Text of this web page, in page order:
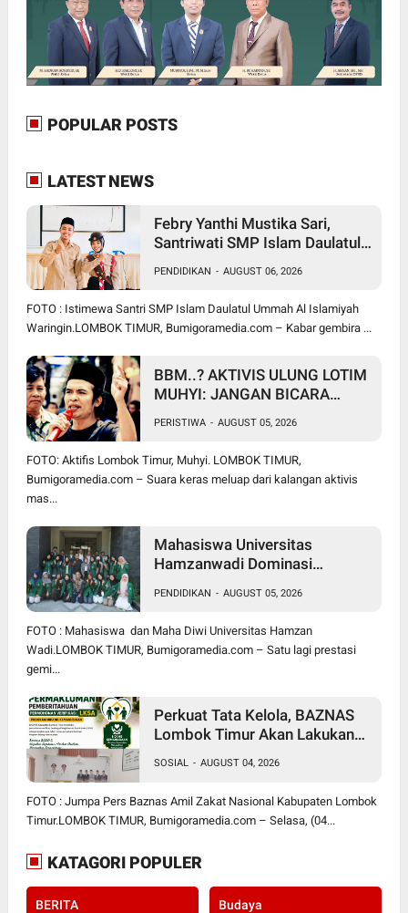
POPULAR POSTS
LATEST NEWS
Febry Yanthi Mustika Sari,
Santriwati SMP Islam Daulatul
Lolos Jambore Nasional di
Cibubur
PENDIDIKAN - AUGUST 06, 2026
FOTO : Istimewa Santri SMP Islam Daulatul Ummah Al Islamiyah
Waringin.LOMBOK TIMUR, Bumigoramedia.com – Kabar gembira ...
BBM..? AKTIVIS ULUNG LOTIM
MUHYI: JANGAN BICARA
BUPATI WAJIB CARI SOLUSI,
BUKAN SURUH RAKYAT DIAM
DI RUMAH
PERISTIWA - AUGUST 05, 2026
FOTO: Aktifis Lombok Timur, Muhyi. LOMBOK TIMUR,
Bumigoramedia.com – Suara keras meluap dari kalangan aktivis
mas...
Mahasiswa Universitas
Hamzanwadi Dominasi
Harumkan NTB di Tingkat
Nasional
PENDIDIKAN - AUGUST 05, 2026
FOTO : Mahasiswa dan Maha Diwi Universitas Hamzan
Wadi.LOMBOK TIMUR, Bumigoramedia.com – Satu lagi prestasi
gemi...
Perkuat Tata Kelola, BAZNAS
Lombok Timur Akan Lakukan
Lembaga Kesejahteraan Sosial
Anak
SOSIAL - AUGUST 04, 2026
FOTO : Jumpa Pers Baznas Amil Zakat Nasional Kabupaten Lombok
Timur.LOMBOK TIMUR, Bumigoramedia.com – Selasa, (04...
KATAGORI POPULER
BERITA Budaya